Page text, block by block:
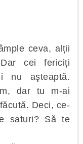
ceva, alții
cei fericiți
nu aşteaptă.
dar tu m-ai
Deci, ce-
saturi? Să te